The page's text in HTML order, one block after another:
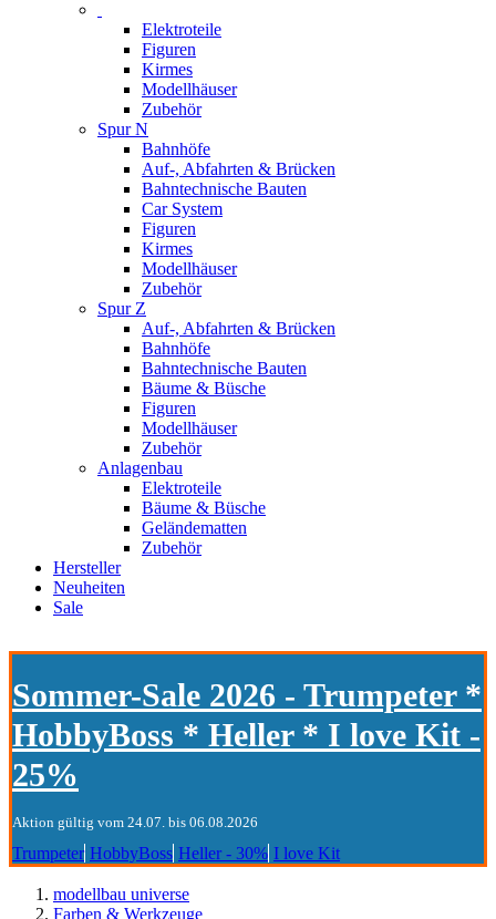
Elektroteile
Figuren
Kirmes
Modellhäuser
Zubehör
Spur N
Bahnhöfe
Auf-, Abfahrten & Brücken
Bahntechnische Bauten
Car System
Figuren
Kirmes
Modellhäuser
Zubehör
Spur Z
Auf-, Abfahrten & Brücken
Bahnhöfe
Bahntechnische Bauten
Bäume & Büsche
Figuren
Modellhäuser
Zubehör
Anlagenbau
Elektroteile
Bäume & Büsche
Geländematten
Zubehör
Hersteller
Neuheiten
Sale
Sommer-Sale 2026 - Trumpeter *
HobbyBoss * Heller * I love Kit -
25%
Aktion gültig vom 24.07. bis 06.08.2026
Trumpeter HobbyBoss Heller - 30% I love Kit
modellbau universe
Farben & Werkzeuge